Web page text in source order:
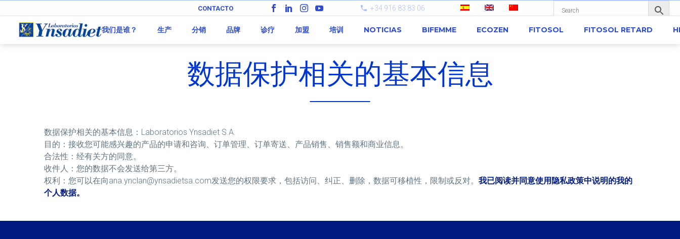
CONTACTO +34 916 83 83 06
我们是谁？ 生产 分销 品牌 诊疗 加盟 培训 NOTICIAS BIFEMME ECOZEN FITOSOL FITOSOL RETARD
数据保护相关的基本信息
数据保护相关的基本信息：Laboratorios Ynsadiet S.A.
目的：接收您可能感兴趣的产品的申请和咨询、订单管理、订单寄送、产品销售、销售额和商业信息。
合法性：经有关方的同意。
收件人：您的数据不会发送给第三方。
权利：您可以在向ana.ynclan@ynsadietsa.com发送您的权限要求，包括访问、纠正、删除，数据可移植性，限制或反对。 我已阅读并同意使用隐私政策中说明的我的
个人数据。